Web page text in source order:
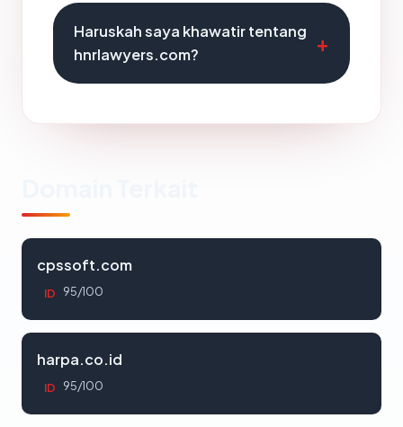
Haruskah saya khawatir tentang
hnrlawyers.com?
cpssoft.com
ID 95/100
harpa.co.id
ID 95/100